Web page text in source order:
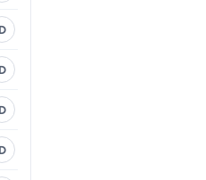
D
D
D
D